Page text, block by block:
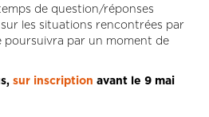
de question/réponses
les situations rencontrées par
poursuivra par un moment de
sur inscription avant le 9 mai